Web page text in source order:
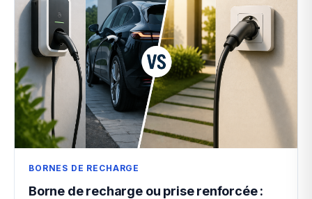
BORNES DE RECHARGE
Borne de recharge ou prise renforcée :